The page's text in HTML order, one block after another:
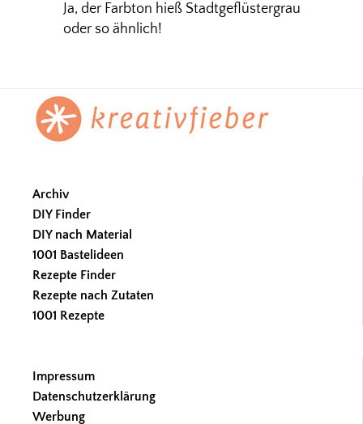
Ja, der Farbton hieß Stadtgeflüstergrau
oder so ähnlich!
Footer
Archiv
DIY Finder
DIY nach Material
1001 Bastelideen
Rezepte Finder
Rezepte nach Zutaten
1001 Rezepte
Impressum
Datenschutzerklärung
Werbung